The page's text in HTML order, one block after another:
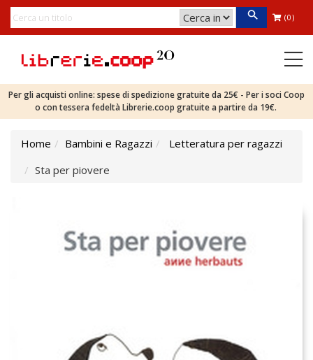
(0)
Per gli acquisti online: spese di spedizione gratuite da 25€ - Per i soci Coop
o con tessera fedeltà Librerie.coop gratuite a partire da 19€.
Home Bambini e Ragazzi
Letteratura per ragazzi
Sta per piovere